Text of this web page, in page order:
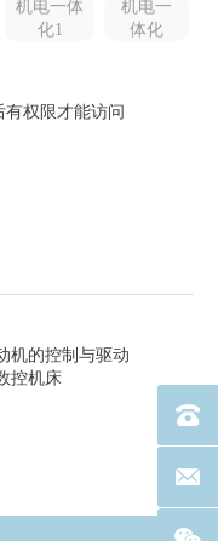
机电一体
化1
机电一
体化
权限才能访问
机的控制与驱动
控机床
电话
联系